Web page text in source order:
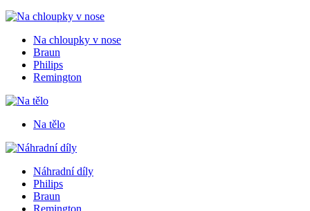
Na chloupky v nose
Braun
Philips
Remington
Na tělo
Náhradní díly
Philips
Braun
Remington